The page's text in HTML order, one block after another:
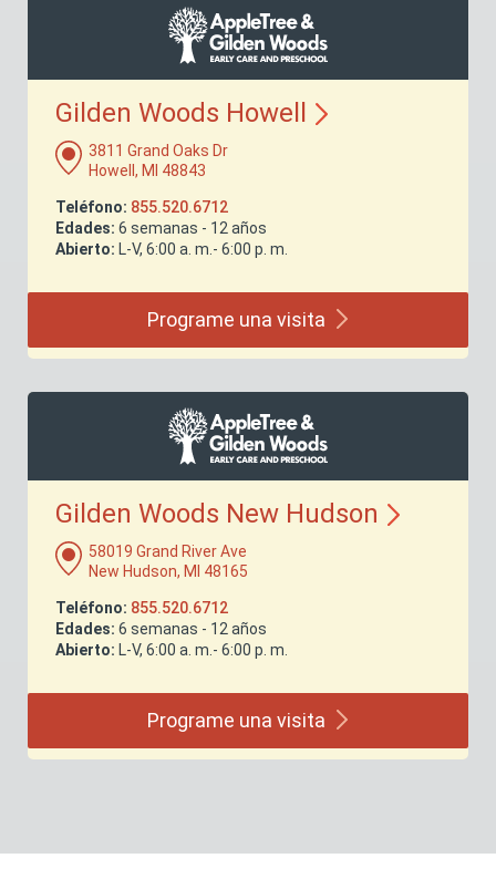
Gilden Woods Howell
3811 Grand Oaks Dr
Howell, MI 48843
Teléfono: 855.520.6712
Edades: 6 semanas - 12 años
Abierto: L-V, 6:00 a. m.- 6:00 p. m.
Programe una visita
Gilden Woods New Hudson
58019 Grand River Ave
New Hudson, MI 48165
Teléfono: 855.520.6712
Edades: 6 semanas - 12 años
Abierto: L-V, 6:00 a. m.- 6:00 p. m.
Programe una visita